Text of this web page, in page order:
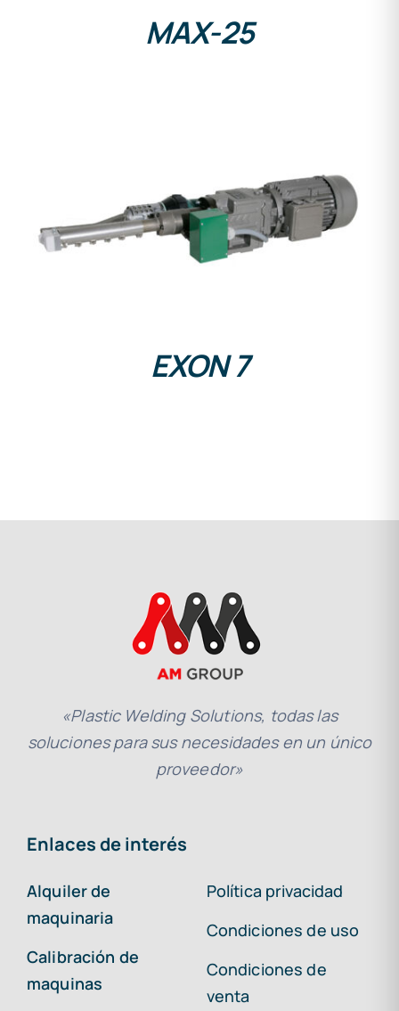
MAX-25
DETALLES
EXON 7
«Plastic Welding Solutions, todas las
soluciones para sus necesidades en un único
proveedor»
Enlaces de interés
Alquiler de
maquinaria
Calibración de
maquinas
Política privacidad
Condiciones de uso
Condiciones de
venta